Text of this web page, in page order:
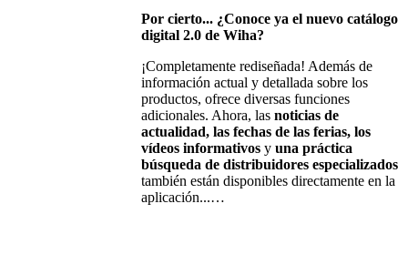
Por cierto... ¿Conoce ya el nuevo catálogo
digital 2.0 de Wiha?
¡Completamente rediseñada! Además de
información actual y detallada sobre los
productos, ofrece diversas funciones
adicionales. Ahora, las noticias de
actualidad, las fechas de las ferias, los
vídeos informativos y una práctica
búsqueda de distribuidores especializados
también están disponibles directamente en la
aplicación...…